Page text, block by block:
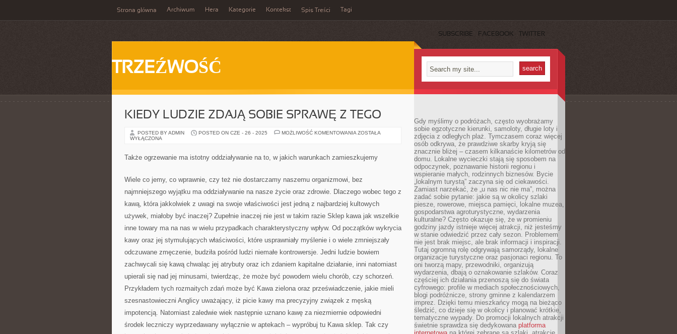
Strona główna Archiwum Hera Kategorie Kontekst Spis Treści Tagi
SUBSCRIBE FACEBOOK TWITTER
TRZEŹWOŚĆ
KIEDY LUDZIE ZDAJĄ SOBIE SPRAWĘ Z TEGO…
POSTED BY ADMIN POSTED ON CZE - 26 - 2025 MOŻLIWOŚĆ KOMENTOWANIA KIEDY
SPRAWĘ
Z
ZOSTAŁA
WYŁĄCZONA
Także ogrzewanie ma istotny oddziaływanie na to, w jakich warunkach zamieszkujemy
Wiele co jemy, co wprawnie, czy też nie dostarczamy naszemu organizmowi, bez
najmniejszego wyjątku ma oddziaływanie na nasze życie oraz zdrowie. Dlaczego wobec tego z
kawą, która jakkolwiek z uwagi na swoje właściwości jest jedną z najbardziej kultowych
używek, miałoby być inaczej? Zupełnie inaczej nie jest w takim razie Sklep kawa jak wszelkie
inne towary ma na nas w wielu przypadkach charakterystyczny wpływ. Od początków wykrycia
kawy oraz jej stymulujących właściwości, które usprawniały myślenie i o wiele zmniejszały
odczuwane zmęczenie, budziła pośród ludzi niemałe kontrowersje. Jedni ludzie bowiem
zachwycali się kawą chwaląc jej atrybuty oraz ich zdaniem kapitalne działanie, inni natomiast
upierali się nad jej minusami, twierdząc, że może być powodem wielu chorób, czy schorzeń.
Przykładem tych rozmaitych zdań może być Kawa zielona oraz przeświadczenie, jakie mieli
szesnastowieczni Anglicy uważający, iż picie kawy ma precyzyjny związek z męską
impotencją. Natomiast zaledwie wiek następnie uznano kawę za niezmiernie odpowiedni
środek leczniczy wyprzedawany wyłącznie w aptekach – wypróbuj tu Kawa sklep. Tak czy
Gdy myślimy o podróżach, często wyobrażamy
sobie egzotyczne kierunki, samoloty, długie loty i
zdjęcia z odległych plaż. Tymczasem coraz więcej
osób odkrywa, że prawdziwe skarby kryją się
znacznie bliżej – czasem kilkanaście kilometrów od
domu. Lokalne wycieczki stają się sposobem na
odpoczynek, poznawanie historii regionu i
wspieranie małych, rodzinnych biznesów. Bycie
„lokalnym turystą” zaczyna się od ciekawości.
Zamiast narzekać, że „u nas nic nie ma”, można
zadać sobie pytanie: jakie są w okolicy szlaki
piesze, rowerowe, miejsca pamięci, lokalne muzea,
gospodarstwa agroturystyczne, wydarzenia
kulturalne? Często okazuje się, że w promieniu
godziny jazdy istnieje więcej atrakcji, niż jesteśmy
w stanie odwiedzić przez cały sezon. Problemem
nie jest brak miejsc, ale brak informacji i inspiracji.
Tutaj ogromną rolę odgrywają samorządy, lokalne
organizacje turystyczne oraz pasjonaci regionu. To
oni tworzą mapy, przewodniki, organizują
wydarzenia, dbają o oznakowanie szlaków. Coraz
częściej ich działania przenoszą się do świata
cyfrowego: profile w mediach społecznościowych,
blogi podróżnicze, strony gminne z kalendarzem
imprez. Dzięki temu mieszkańcy mogą na bieżąco
śledzić, co dzieje się w okolicy i planować krótkie,
tematyczne wypady. Do promocji lokalnych atrakcji
świetnie sprawdza się dedykowana platforma